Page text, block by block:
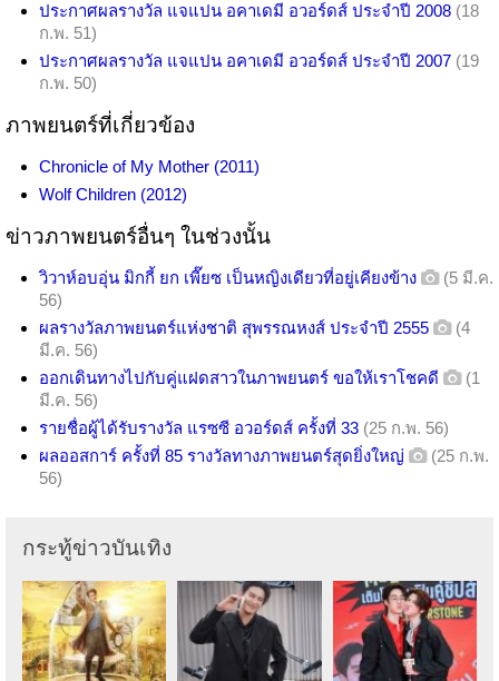
ประกาศผลรางวัล แจแปน อคาเดมี อวอร์ดส์ ประจำปี 2008 (18
ก.พ. 51)
ประกาศผลรางวัล แจแปน อคาเดมี อวอร์ดส์ ประจำปี 2007 (19
ก.พ. 50)
ภาพยนตร์ที่เกี่ยวข้อง
Chronicle of My Mother (2011)
Wolf Children (2012)
ข่าวภาพยนตร์อื่นๆ ในช่วงนั้น
วิวาห์อบอุ่น มิกกี้ ยก เพี๊ยซ เป็นหญิงเดียวที่อยู่เคียงข้าง
(5 มี.ค.
56)
ผลรางวัลภาพยนตร์แห่งชาติ สุพรรณหงส์ ประจำปี 2555
(4
มี.ค. 56)
ออกเดินทางไปกับคู่แฝดสาวในภาพยนตร์ ขอให้เราโชคดี
(1
มี.ค. 56)
รายชื่อผู้ได้รับรางวัล แรซซี อวอร์ดส์ ครั้งที่ 33 (25 ก.พ. 56)
ผลออสการ์ ครั้งที่ 85 รางวัลทางภาพยนตร์สุดยิ่งใหญ่
(25 ก.พ.
56)
กระทู้ข่าวบันเทิง